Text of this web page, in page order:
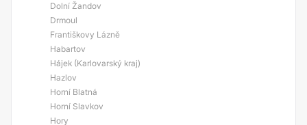
Dolní Žandov
Drmoul
Františkovy Lázně
Habartov
Hájek (Karlovarský kraj)
Hazlov
Horní Blatná
Horní Slavkov
Hory